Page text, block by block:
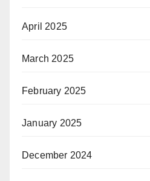
April 2025
March 2025
February 2025
January 2025
December 2024